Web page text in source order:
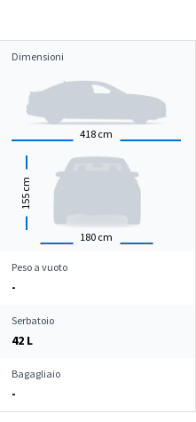
Dimensioni
418 cm
180 cm
155
cm
Peso a vuoto
-
Serbatoio
42 L
Bagagliaio
-